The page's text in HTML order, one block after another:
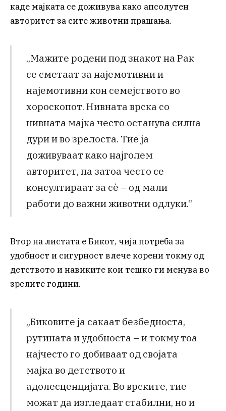
каде мајката се доживува како апсолутен
авторитет за сите животни прашања.
„Мажите родени под знакот на Рак
се сметаат за најемотивни и
најемотивни кон семејството во
хороскопот. Нивната врска со
нивната мајка често останува силна
дури и во зрелоста. Тие ја
доживуваат како најголем
авторитет, па затоа често се
консултираат за сè – од мали
работи до важни животни одлуки.“
Втор на листата е Бикот, чија потреба за
удобност и сигурност влече корени токму од
детството и навиките кои тешко ги менува во
зрелите години.
„Биковите ја сакаат безбедноста,
рутината и удобноста – и токму тоа
најчесто го добиваат од својата
мајка во детството и
адолесценцијата. Во врските, тие
можат да изгледаат стабилни, но и